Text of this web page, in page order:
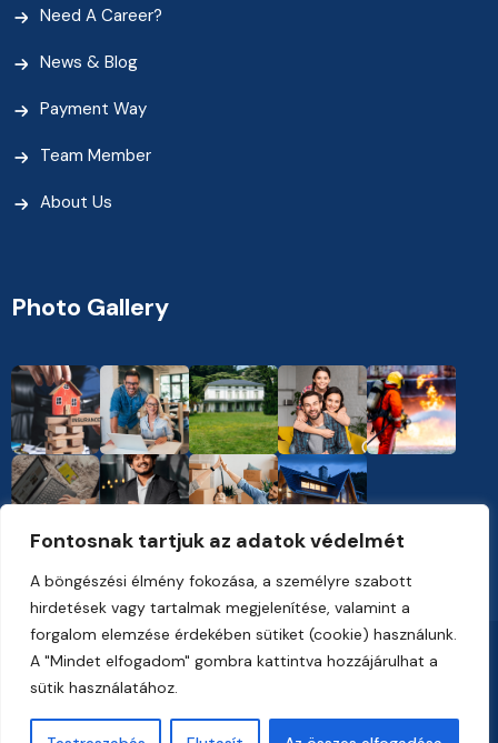
Fontosnak tartjuk az adatok védelmét
A böngészési élmény fokozása, a személyre szabott
hirdetések vagy tartalmak megjelenítése, valamint a
forgalom elemzése érdekében sütiket (cookie) használunk.
A "Mindet elfogadom" gombra kattintva hozzájárulhat a
sütik használatához.
Need A Career?
News & Blog
Payment Way
Team Member
About Us
Photo Gallery
Copyright 2023, Vankine. All Rights Reserved